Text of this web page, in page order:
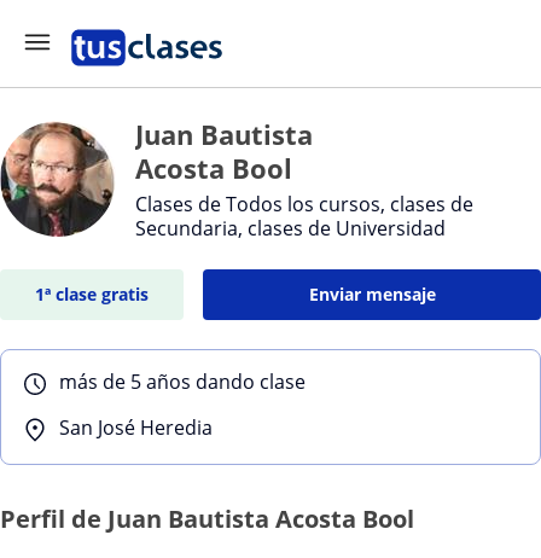
Juan Bautista
Acosta Bool
Clases de Todos los cursos, clases de
Secundaria, clases de Universidad
1ª clase gratis Enviar mensaje
más de 5 años dando clase
San José Heredia
Perfil de Juan Bautista Acosta Bool